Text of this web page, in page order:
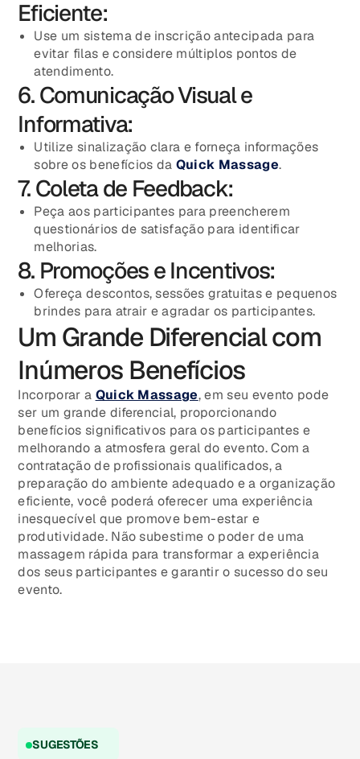
Eficiente:
Use um sistema de inscrição antecipada para
evitar filas e considere múltiplos pontos de
atendimento.
6. Comunicação Visual e
Informativa:
Utilize sinalização clara e forneça informações
sobre os benefícios da Quick Massage.
7. Coleta de Feedback:
Peça aos participantes para preencherem
questionários de satisfação para identificar
melhorias.
8. Promoções e Incentivos:
Ofereça descontos, sessões gratuitas e pequenos
brindes para atrair e agradar os participantes.
Um Grande Diferencial com
Inúmeros Benefícios
Incorporar a Quick Massage, em seu evento pode
ser um grande diferencial, proporcionando
benefícios significativos para os participantes e
melhorando a atmosfera geral do evento. Com a
contratação de profissionais qualificados, a
preparação do ambiente adequado e a organização
eficiente, você poderá oferecer uma experiência
inesquecível que promove bem-estar e
produtividade. Não subestime o poder de uma
massagem rápida para transformar a experiência
dos seus participantes e garantir o sucesso do seu
evento.
SUGESTÕES